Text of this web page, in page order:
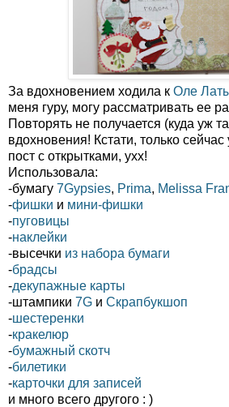
За вдохновением ходила к Оле
меня гуру, могу рассматривать ее
Повторять не получается (куда уж
вдохновения! Кстати, только
пост с открытками, ухх!
Использовала:
-бумагу 7Gypsies, Prima, Melissa
-фишки и мини-фишки
-пуговицы
-наклейки
-высечки из набора бумаги
-брадсы
-декупажные карты
-штампики 7G и Скрапбукшоп
-шестеренки
-кракелюр
-бумажный скотч
-билетики
-карточки для записей
и много всего другого : )